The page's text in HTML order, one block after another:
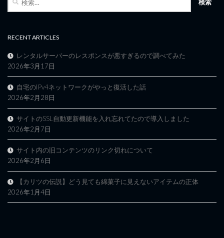
RECENT ARTICLES
レンタルサーバーのレスポンスが悪すぎるので調べてみた
2026年3月17日
自宅のIPv4ネットワークがやっと復活した話
2026年2月28日
サイトのSSL自動更新機能を入れ忘れてたので導入しました
2026年2月7日
サイト内の旧コンテンツのリンク切れについて
2026年2月6日
【カリツの伝説】どう見ても綿菓子に見えないアイテムの正体
2026年1月4日